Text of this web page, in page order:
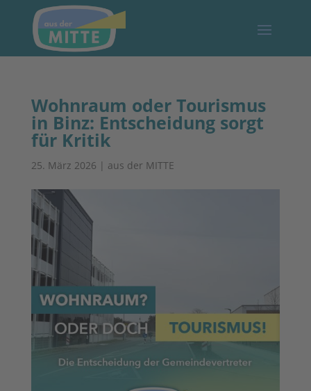
Wohnraum oder Tourismus
in Binz: Entscheidung sorgt
für Kritik
25. März 2026 | aus der MITTE